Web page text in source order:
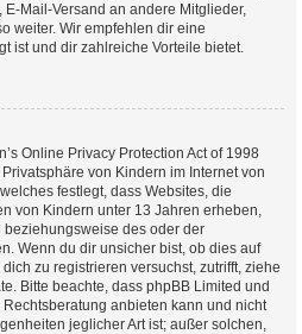
Mail-Versand an andere Mitglieder,
weiter. Wir empfehlen dir eine
ist und dir zahlreiche Vorteile bietet.
Online Privacy Protection Act of 1998
von Kindern im Internet von
festlegt, dass Websites, die
von Kindern unter 13 Jahren erheben,
beziehungsweise des oder der
Wenn du dir unsicher bist, ob dies auf
zu registrieren versuchst, zutrifft, ziehe
Bitte beachte, dass phpBB Limited und
anbieten kann und nicht
jeglicher Art ist; außer solchen,